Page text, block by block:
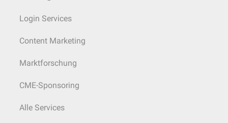
Login Services
Content Marketing
Marktforschung
CME-Sponsoring
Alle Services